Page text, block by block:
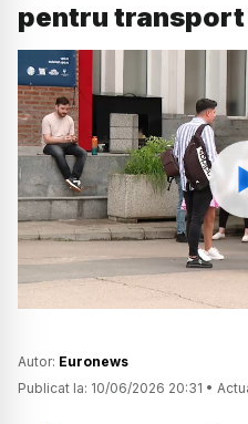
pentru transport
Autor: Euronews
Publicat la: 10/06/2026 20:31 •